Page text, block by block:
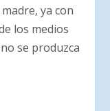
ya con
los medios
se produzca